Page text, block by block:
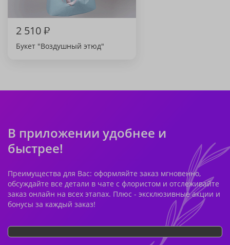
2 510₽
Букет "Воздушный этюд"
В приложении удобнее и
быстрее!
Преимущества для Вас: оформляйте заказ мгновенно,
обсуждайте все детали в чате с флористом и отслеживайте
заказ онлайн на всех этапах. Плюс - эксклюзивные акции и
бонусы за каждый заказ!